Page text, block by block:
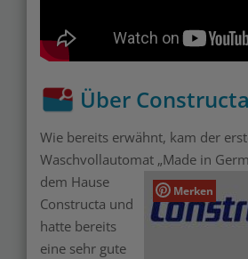
Über Constructa
Wie bereits erwähnt, kam der
Waschvollautomat „Made in
dem Hause
Merken
Constructa und
hatte bereits
eine sehr gute